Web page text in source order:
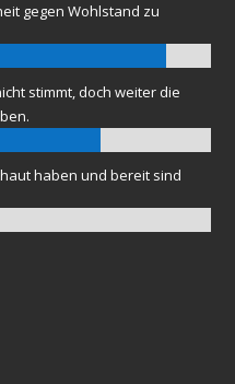
gegen Wohlstand zu
stimmt, doch weiter die
haben und bereit sind